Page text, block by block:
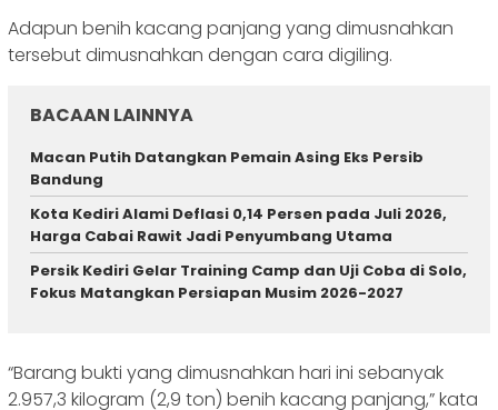
Adapun benih kacang panjang yang dimusnahkan
tersebut dimusnahkan dengan cara digiling.
BACAAN LAINNYA
Macan Putih Datangkan Pemain Asing Eks Persib
Bandung
Kota Kediri Alami Deflasi 0,14 Persen pada Juli 2026,
Harga Cabai Rawit Jadi Penyumbang Utama
Persik Kediri Gelar Training Camp dan Uji Coba di Solo,
Fokus Matangkan Persiapan Musim 2026-2027
“Barang bukti yang dimusnahkan hari ini sebanyak
2.957,3 kilogram (2,9 ton) benih kacang panjang,” kata